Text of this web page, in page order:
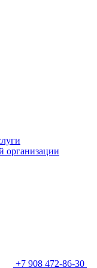
организации
+7 908 472-86-30